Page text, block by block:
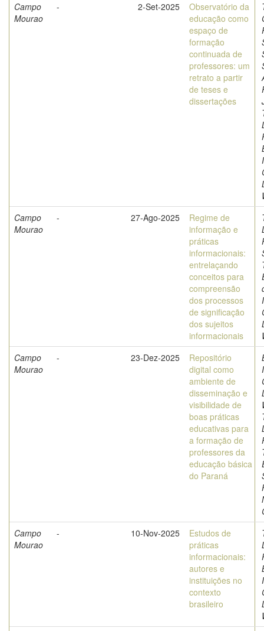
Campo
Mourao
- 2-Set-2025
Observatório da
educação como
espaço de
formação
continuada de
professores: um
retrato a partir
de teses e
dissertações
Campo
Mourao
- 27-Ago-2025
Regime de
informação e
práticas
informacionais:
entrelaçando
conceitos para
compreensão
dos processos
de significação
dos sujeitos
informacionais
Campo
Mourao
- 23-Dez-2025
Repositório
digital como
ambiente de
disseminação e
visibilidade de
boas práticas
educativas para
a formação de
professores da
educação básica
do Paraná
Campo
Mourao
- 10-Nov-2025
Estudos de
práticas
informacionais:
autores e
instituições no
contexto
brasileiro